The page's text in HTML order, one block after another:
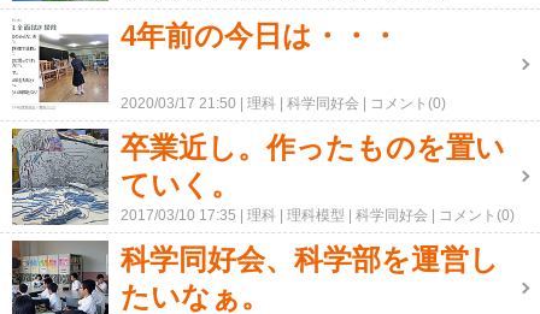
4年前の今日は・・・
2020/03/17 21:50 理科 科学同好会 コメント(0)
卒業近し。作ったものを置い
ていく。
2017/03/10 17:35 理科 理科模型 科学同好会 コメント(0)
科学同好会、科学部を運営し
たいなぁ。